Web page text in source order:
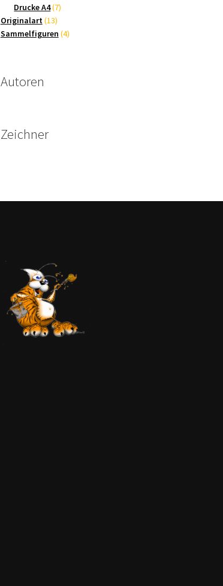
Produkte
Drucke A4 77
Originalart 1313
Produkte
Sammelfiguren 44
Autoren
Zeichner